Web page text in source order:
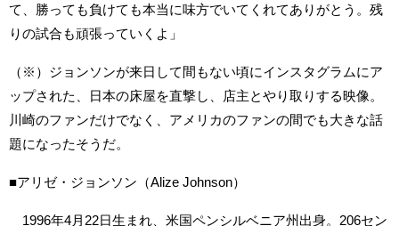
て、勝っても負けても本当に味方でいてくれてありがとう。残
りの試合も頑張っていくよ」
（※）ジョンソンが来日して間もない頃にインスタグラムにア
ップされた、日本の床屋を直撃し、店主とやり取りする映像。
川崎のファンだけでなく、アメリカのファンの間でも大きな話
題になったそうだ。
■アリゼ・ジョンソン（Alize Johnson）
1996年4月22日生まれ、米国ペンシルベニア州出身。206セン